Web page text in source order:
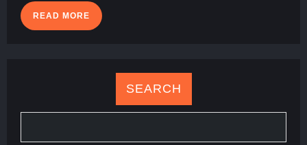
READ MORE READ
MORE
SEARCH